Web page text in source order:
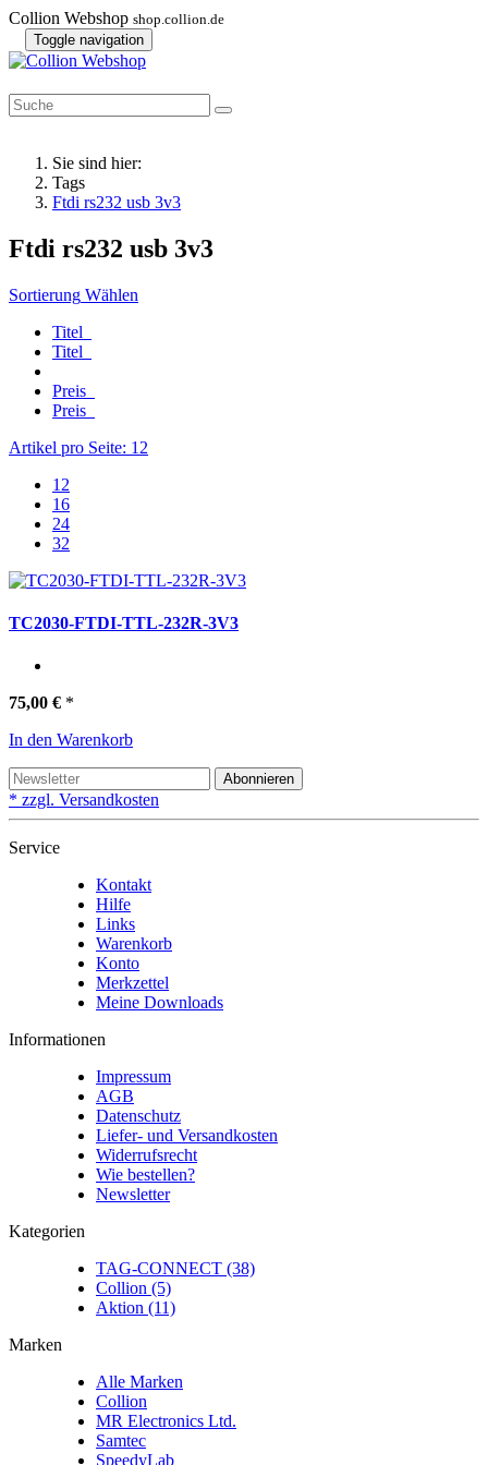
Collion Webshop shop.collion.de
Toggle navigation
Sie sind hier:
Tags
Ftdi rs232 usb 3v3
Ftdi rs232 usb 3v3
Sortierung Wählen
Titel
Titel
Preis
Preis
Artikel pro Seite: 12
12
16
24
32
TC2030-FTDI-TTL-232R-3V3
75,00 € *
In den Warenkorb
Abonnieren
* zzgl. Versandkosten
Service
Kontakt
Hilfe
Links
Warenkorb
Konto
Merkzettel
Meine Downloads
Informationen
Impressum
AGB
Datenschutz
Liefer- und Versandkosten
Widerrufsrecht
Wie bestellen?
Newsletter
Kategorien
TAG-CONNECT (38)
Collion (5)
Aktion (11)
Marken
Alle Marken
Collion
MR Electronics Ltd.
Samtec
SpeedyLab